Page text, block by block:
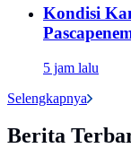
Kondisi
5 jam lalu
Selengkapnya
Berita